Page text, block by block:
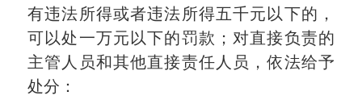
有违法所得或者违法所得五千元以下的，
可以处 一万元以下的罚款；对直接负责的
主管人员和其他直接责任人员，依法给予
处分：